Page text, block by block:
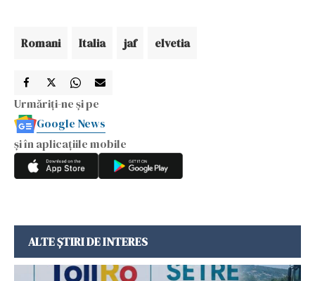
Romani Italia jaf elvetia
Urmăriți-ne și pe
Google News
și în aplicațiile mobile
ALTE ȘTIRI DE INTERES